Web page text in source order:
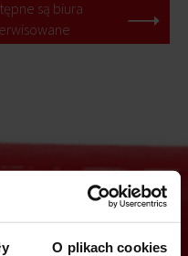
O plikach cookies
są biura
tą ofertą?